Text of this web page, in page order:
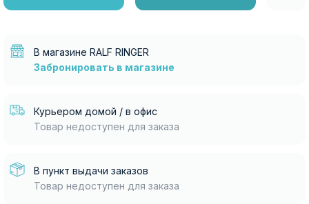
В магазине RALF RINGER
Забронировать в магазине
Курьером домой / в офис
Товар недоступен для заказа
В пункт выдачи заказов
Товар недоступен для заказа